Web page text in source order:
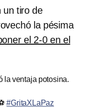
un tiro de
la pésima
el 2-0 en el
la ventaja potosina.
#GritaXLaPaz